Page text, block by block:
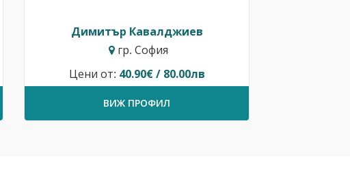
Димитър Кавалджиев
гр. София
Цени от: 40.90€ / 80.00лв
ВИЖ ПРОФИЛ